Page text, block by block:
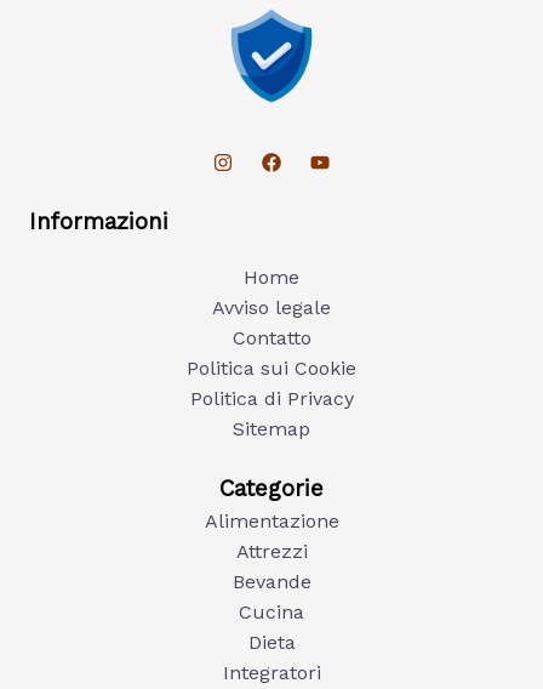
Informazioni
Home
Avviso legale
Contatto
Politica sui Cookie
Politica di Privacy
Sitemap
Categorie
Alimentazione
Attrezzi
Bevande
Cucina
Dieta
Integratori